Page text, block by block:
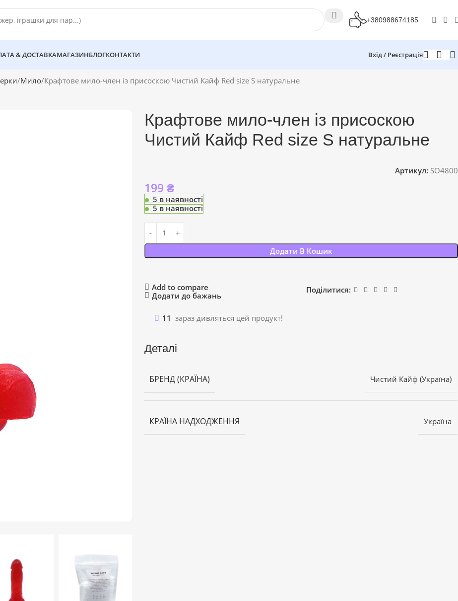
+380988674185
& ДОСТАВКАМАГАЗИНБЛОГКОНТАКТИ Вхід / Реєстрація
Мило Крафтове мило-член із присоскою Чистий Кайф Red size S натуральне
Крафтове мило-член із присоскою
Чистий Кайф Red size S натуральне
Артикул: SO4800
199 ₴
5 в наявності
5 в наявності
Додати В Кошик
Add to compare
Додати до бажань
Поділитися:
11 зараз дивляться цей продукт!
Деталі
БРЕНД (КРАЇНА) Чистий Кайф (Україна)
КРАЇНА НАДХОДЖЕННЯ Україна